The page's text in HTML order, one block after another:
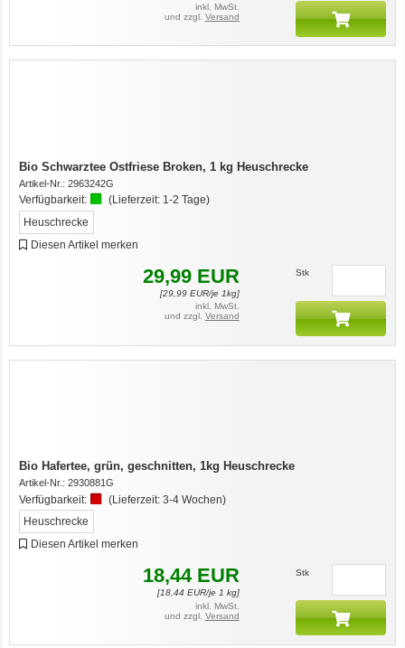
inkl. MwSt.
und zzgl. Versand
Bio Schwarztee Ostfriese Broken, 1 kg Heuschrecke
Artikel-Nr.: 2963242G
Verfügbarkeit: (Lieferzeit: 1-2 Tage)
Heuschrecke
Diesen Artikel merken
29,99 EUR
[29,99EUR/je 1kg]
inkl. MwSt.
und zzgl. Versand
Stk
Bio Hafertee, grün, geschnitten, 1kg Heuschrecke
Artikel-Nr.: 2930881G
Verfügbarkeit: (Lieferzeit:3-4 Wochen)
Heuschrecke
Diesen Artikel merken
18,44 EUR
[18,44 EUR/je 1 kg]
inkl. MwSt.
und zzgl. Versand
Stk